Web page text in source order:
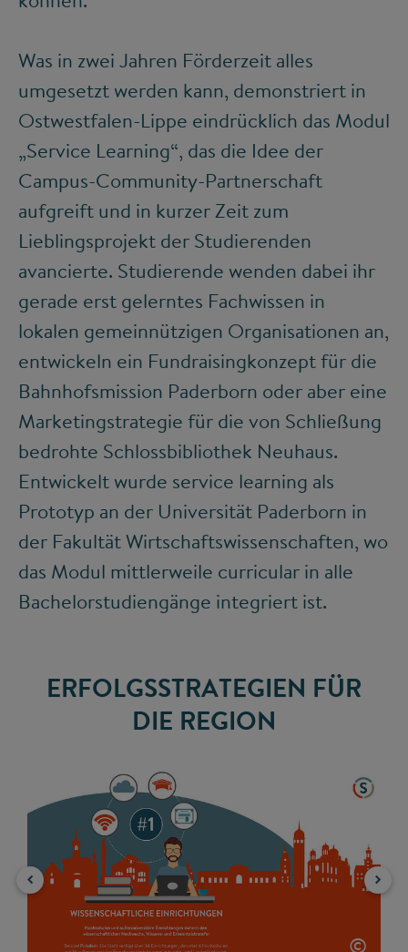
Was in zwei Jahren Förderzeit alles
umgesetzt werden kann, demonstriert in
Ostwestfalen-Lippe eindrücklich das Modul
„Service Learning“, das die Idee der
Campus-Community-Partnerschaft
aufgreift und in kurzer Zeit zum
Lieblingsprojekt der Studierenden
avancierte. Studierende wenden dabei ihr
gerade erst gelerntes Fachwissen in
lokalen gemeinnützigen Organisationen an,
entwickeln ein Fundraisingkonzept für die
Bahnhofsmission Paderborn oder aber eine
Marketingstrategie für die von Schließung
bedrohte Schlossbibliothek Neuhaus.
Entwickelt wurde service learning als
Prototyp an der Universität Paderborn in
der Fakultät Wirtschaftswissenschaften, wo
das Modul mittlerweile curricular in alle
Bachelorstudiengänge integriert ist.
ERFOLGSSTRATEGIEN FÜR
DIE REGION
©